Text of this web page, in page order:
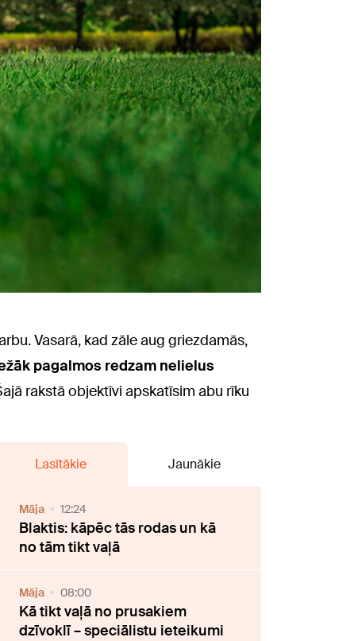
Vasarā, kad zāle aug griezdamās,
pagalmos redzam nelielus
rakstā objektīvi apskatīsim abu rīku
Lasītākie Jaunākie
Māja 12:24
Blaktis: kāpēc tās rodas un kā
no tām tikt vaļā
Māja 08:00
Kā tikt vaļā no prusakiem
dzīvoklī – speciālistu ieteikumi